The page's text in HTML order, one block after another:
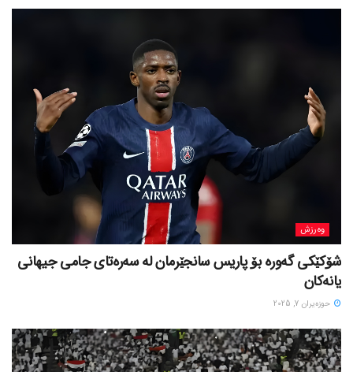
وەرزش
شۆکێکی گەورە بۆ پاریس سانجێرمان لە سەرەتای جامی جیهانی
یانەکان
حوزه‌یران 7, 2025